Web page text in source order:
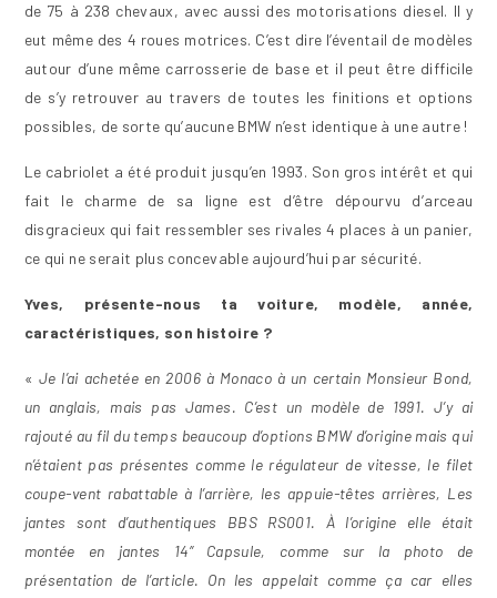
de 75 à 238 chevaux, avec aussi des motorisations diesel. Il y
eut même des 4 roues motrices. C’est dire l’éventail de modèles
autour d’une même carrosserie de base et il peut être difficile
de s’y retrouver au travers de toutes les finitions et options
possibles, de sorte qu’aucune BMW n’est identique à une autre !
Le cabriolet a été produit jusqu’en 1993. Son gros intérêt et qui
fait le charme de sa ligne est d’être dépourvu d’arceau
disgracieux qui fait ressembler ses rivales 4 places à un panier,
ce qui ne serait plus concevable aujourd’hui par sécurité.
Yves, présente-nous ta voiture, modèle, année,
caractéristiques, son histoire ?
« Je l’ai achetée en 2006 à Monaco à un certain Monsieur Bond,
un anglais, mais pas James. C’est un modèle de 1991. J’y ai
rajouté au fil du temps beaucoup d’options BMW d’origine mais qui
n’étaient pas présentes comme le régulateur de vitesse, le filet
coupe-vent rabattable à l’arrière, les appuie-têtes arrières, Les
jantes sont d’authentiques BBS RS001. À l’origine elle était
montée en jantes 14″ Capsule, comme sur la photo de
présentation de l’article. On les appelait comme ça car elles